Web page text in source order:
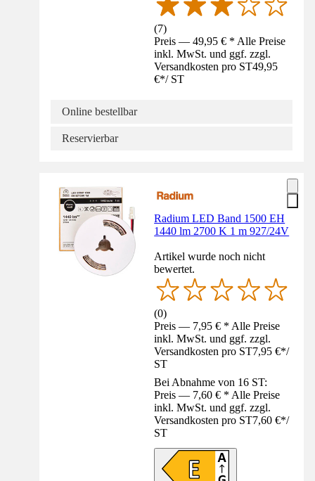
(7)
Preis — 49,95 € * Alle Preise
inkl. MwSt. und ggf. zzgl.
Versandkosten pro ST49,95
€*/ ST
Online bestellbar
Reservierbar
Radium LED Band 1500 EH
1440 lm 2700 K 1 m 927/24V
Artikel wurde noch nicht
bewertet.
(0)
Preis — 7,95 € * Alle Preise
inkl. MwSt. und ggf. zzgl.
Versandkosten pro ST7,95 €*/
ST
Bei Abnahme von 16 ST:
Preis — 7,60 € * Alle Preise
inkl. MwSt. und ggf. zzgl.
Versandkosten pro ST7,60 €*/
ST